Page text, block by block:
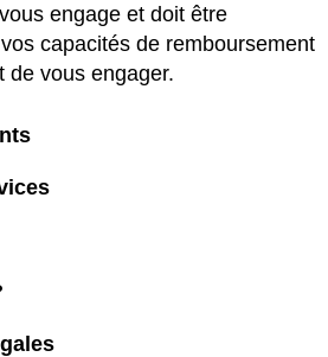
engage et doit être
capacités de remboursement
de vous engager.